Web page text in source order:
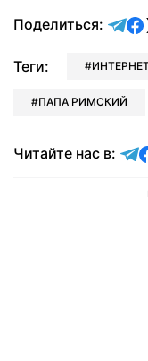
Поделиться:
Теги:
ПАПА РИМСКИЙ
Читайте нас в: